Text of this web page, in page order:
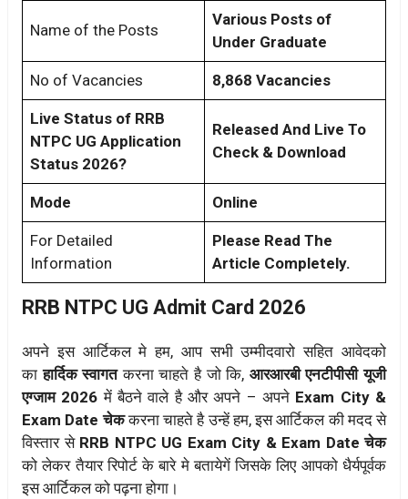
Name of the Posts
Various Posts of
Under Graduate
No of Vacancies 8,868 Vacancies
Live Status of RRB
NTPC UG Application
Status 2026?
Released And Live To
Check & Download
Mode Online
For Detailed
Information
Please Read The
Article Completely.
RRB NTPC UG Admit Card 2026
अपने इस आर्टिकल मे हम, आप सभी उम्मीदवारो सहित आवेदको
काहार्दिक स्वागतकरना चाहते है जो कि, आरआरबी एनटीपीसी यूजी
एग्जाम 2026 में बैठने वाले है और अपने – अपने Exam City &
Exam Date चेककरना चाहते है उन्हें हम, इस आर्टिकल की मदद से
विस्तार से RRB NTPC UG Exam City & Exam Date चेक
को लेकर तैयार रिपोर्ट के बारे मे बतायेगें जिसके लिए आपको धैर्यपूर्वक
इस आर्टिकल को पढ़ना होगा।